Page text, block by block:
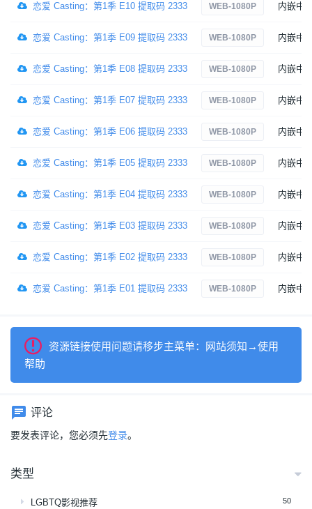
恋爱 Casting：第1季 E10 提取码 2333 WEB-1080P 内嵌中
恋爱 Casting：第1季 E09 提取码 2333 WEB-1080P 内嵌中
恋爱 Casting：第1季 E08 提取码 2333 WEB-1080P 内嵌中
恋爱 Casting：第1季 E07 提取码 2333 WEB-1080P 内嵌中
恋爱 Casting：第1季 E06 提取码 2333 WEB-1080P 内嵌中
恋爱 Casting：第1季 E05 提取码 2333 WEB-1080P 内嵌中
恋爱 Casting：第1季 E04 提取码 2333 WEB-1080P 内嵌中
恋爱 Casting：第1季 E03 提取码 2333 WEB-1080P 内嵌中
恋爱 Casting：第1季 E02 提取码 2333 WEB-1080P 内嵌中
恋爱 Casting：第1季 E01 提取码 2333 WEB-1080P 内嵌中
资源链接使用问题请移步主菜单：网站须知→使用
帮助
评论
要发表评论，您必须先登录。
类型
LGBTQ影视推荐 50